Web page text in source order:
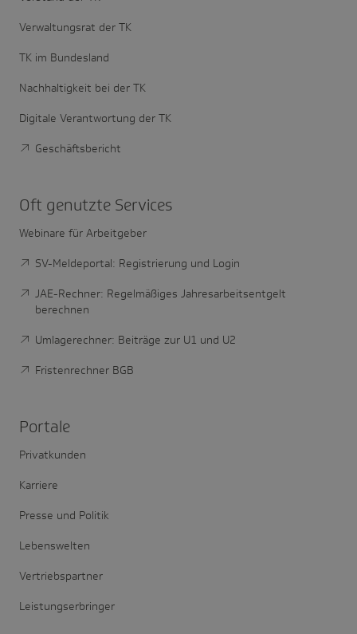
Verwaltungsrat der TK
TK im Bundesland
Nachhaltigkeit bei der TK
Digitale Verantwortung der TK
Geschäftsbericht
Oft genutzte Services
Webinare für Arbeitgeber
SV-Meldeportal: Registrierung und Login
JAE-Rechner: Regelmäßiges Jahresarbeitsentgelt
berechnen
Umlagerechner: Beiträge zur U1 und U2
Fristenrechner BGB
Portale
Privatkunden
Karriere
Presse und Politik
Lebenswelten
Vertriebspartner
Leistungserbringer